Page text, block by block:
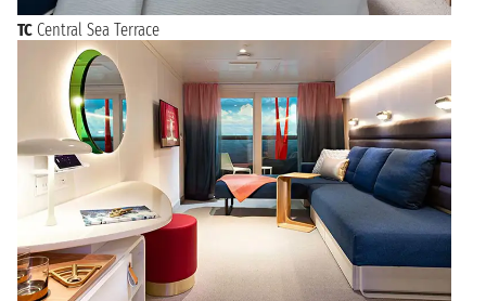
TC Central Sea Terrace